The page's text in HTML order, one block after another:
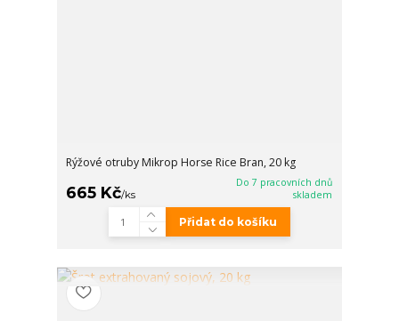
Rýžové otruby Mikrop Horse Rice Bran, 20 kg
665 Kč/ks
Do 7 pracovních dnů
skladem
Přidat do košíku